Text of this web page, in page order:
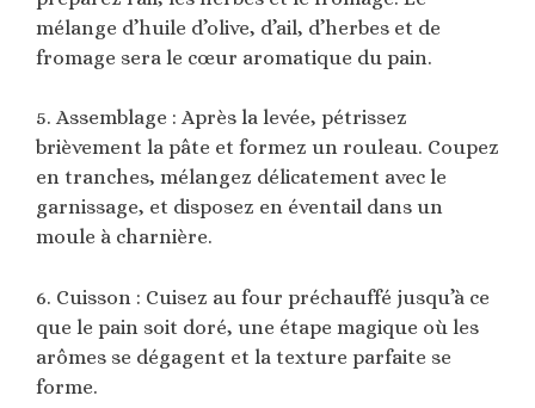
mélange d’huile d’olive, d’ail, d’herbes et de
fromage sera le cœur aromatique du pain.
5. Assemblage : Après la levée, pétrissez
brièvement la pâte et formez un rouleau. Coupez
en tranches, mélangez délicatement avec le
garnissage, et disposez en éventail dans un
moule à charnière.
6. Cuisson : Cuisez au four préchauffé jusqu’à ce
que le pain soit doré, une étape magique où les
arômes se dégagent et la texture parfaite se
forme.